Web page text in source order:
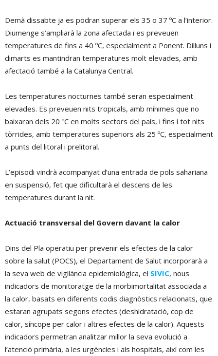
Demà dissabte ja es podran superar els 35 o 37 ºC a l’interior.
Diumenge s’ampliarà la zona afectada i es preveuen
temperatures de fins a 40 ºC, especialment a Ponent. Dilluns i
dimarts es mantindran temperatures molt elevades, amb
afectació també a la Catalunya Central.
Les temperatures nocturnes també seran especialment
elevades. Es preveuen nits tropicals, amb mínimes que no
baixaran dels 20 ºC en molts sectors del país, i fins i tot nits
tòrrides, amb temperatures superiors als 25 ºC, especialment
a punts del litoral i prelitoral.
L’episodi vindrà acompanyat d’una entrada de pols sahariana
en suspensió, fet que dificultarà el descens de les
temperatures durant la nit.
Actuació transversal del Govern davant la calor
Dins del Pla operatiu per prevenir els efectes de la calor
sobre la salut (POCS), el Departament de Salut incorporarà a
la seva web de vigilància epidemiològica, el SIVIC, nous
indicadors de monitoratge de la morbimortalitat associada a
la calor, basats en diferents codis diagnòstics relacionats, que
estaran agrupats segons efectes (deshidratació, cop de
calor, síncope per calor i altres efectes de la calor). Aquests
indicadors permetran analitzar millor la seva evolució a
l’atenció primària, a les urgències i als hospitals, així com les